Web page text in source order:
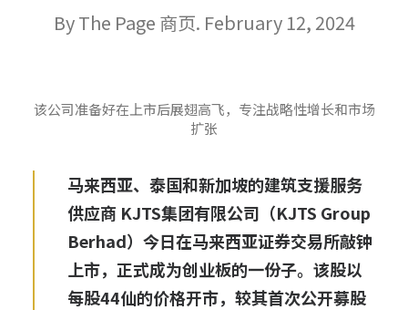
Search
By The Page 商页. February 12, 2024
该公司准备好在上市后展翅高飞，专注战略性增长和市场
扩张
马来西亚、泰国和新加坡的建筑支援服务
供应商 KJTS集团有限公司 （KJTS Group
Berhad）今日在马来西亚证券交易所敲钟
上市，正式成为创业板的一份子。该股以
每股44仙的价格开市，较其首次公开募股